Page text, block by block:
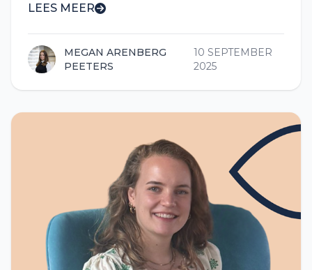
LEES MEER
MEGAN ARENBERG
PEETERS
10 SEPTEMBER
2025